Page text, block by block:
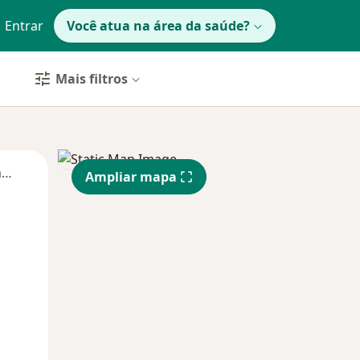
Entrar Você atua na área da saúde?
Mais filtros
Segunda-feira Qua
12 Ago
Qui,
13 Ago
Ampliar mapa